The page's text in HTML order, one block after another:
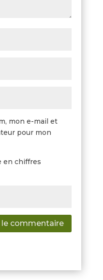
mon e-mail et
pour mon
en chiffres
commentaire